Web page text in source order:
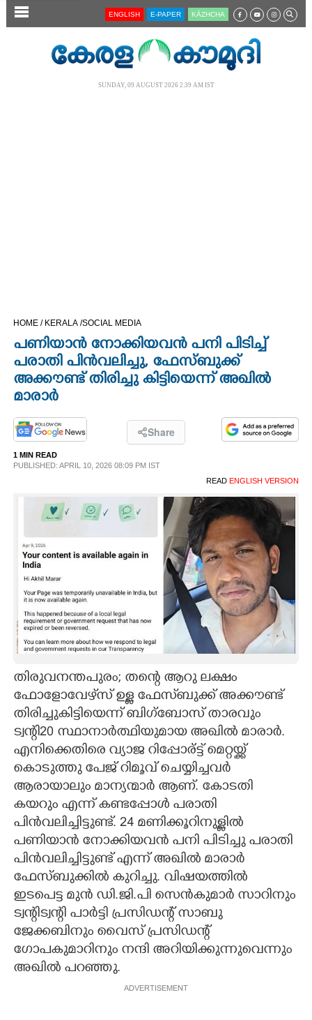
SECTIONS
CINEMA
OPINION
ART
CARTOONS
ZOOM
CONTACT US
ENGLISH E-PAPER KĀZHCHA
SUNDAY, 09 AUGUST 2026 2.39 AM IST
HOME / KERALA /SOCIAL MEDIA
പണിയാൻ നോക്കിയവൻ പനി പിടിച്ച്
പരാതി പിൻവലിച്ചു,​ ഫേസ്ബുക്ക്
അക്കൗണ്ട് തിരിച്ചു കിട്ടിയെന്ന് അഖിൽ
മാരാർ
Share
1 MIN READ
PUBLISHED: APRIL 10, 2026 08:09 PM IST
READ ENGLISH VERSION
തിരുവനന്തപുരം; തന്റെ ആറു ലക്ഷം
ഫോളോവേഴ്‌സ് ഉള്ള ഫേസ്‌ബുക്ക് അക്കൗണ്ട്
തിരിച്ചുകിട്ടിയെന്ന് ബിഗ്ബോസ് താരവും
ട്വന്റി20 സ്ഥാനാർത്ഥിയുമായ അഖിൽ മാരാർ.
എനിക്കെതിരെ വ്യാജ റിപ്പോര്ട്ട് മെറ്റയ്ക്ക്
കൊടുത്തു പേജ് റിമൂവ് ചെയ്യിച്ചവർ
ആരായാലും മാന്യന്മാർ ആണ്. കോടതി
കയറും എന്ന് കണ്ടപ്പോൾ പരാതി
പിൻവലിച്ചിട്ടുണ്ട്. 24 മണിക്കൂറിനുള്ളിൽ
പണിയാൻ നോക്കിയവൻ പനി പിടിച്ചു പരാതി
പിൻവലിച്ചിട്ടുണ്ട് എന്ന് അഖിൽ മാരാർ
ഫേസ്ബുക്കിൽ കുറിച്ചു. വിഷയത്തിൽ
ഇടപെട്ട മുൻ ഡി.ജി.പി സെൻകുമാർ സാറിനും
ട്വന്റിട്വന്റി പാർട്ടി പ്രസിഡന്റ് സാബു
ജേക്കബിനും വൈസ് പ്രസിഡന്റ്
ഗോപകുമാറിനും നന്ദി അറിയിക്കുന്നുവെന്നും
അഖിൽ പറ‌ഞ്ഞു.
ADVERTISEMENT